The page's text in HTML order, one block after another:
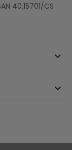
40.15701/CS

